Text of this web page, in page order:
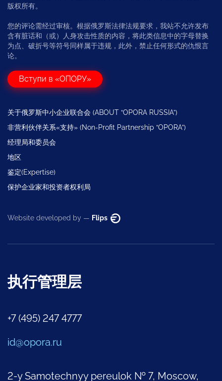
版权所有。
您的评论需经过审核。根据俄罗斯法律法规要求，我站不允许发布
含有脏话和（或）人身攻击性质的内容，将此类信息中的字母替换
为点、破折号等符号同样属于违规，此外，禁止任何形式的仇恨言
论。
Вступи в «ОПОРУ»
关于俄罗斯中小企业联合会 (ABOUT “OPORA RUSSIA”)
非营利伙伴关系«支持» (Non-Profit Partnership “OPORA”)
经理局和委员会
地区
鉴定(Expertise)
保护企业家和投资者权利局
Website developed by — Flips
执行管理层
+7 (495) 247 4777
id@opora.ru
2-y Samotechnyy pereulok № 7, Moscow,